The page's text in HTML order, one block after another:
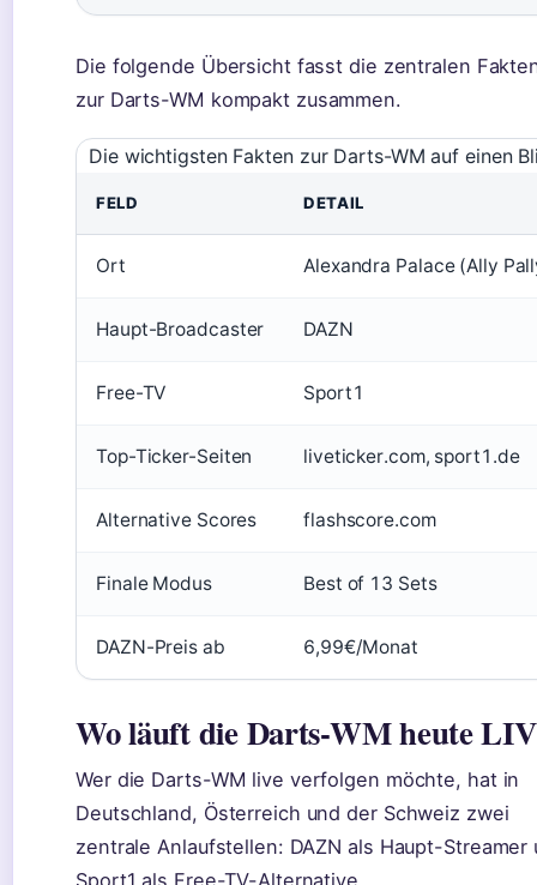
Die folgende Übersicht fasst die zentralen
zur Darts-WM kompakt zusammen.
Die wichtigsten Fakten zur Darts-WM auf einen
FELD DETAIL
Ort Alexandra Palace (Ally
Haupt-Broadcaster DAZN
Free-TV Sport1
Top-Ticker-Seiten liveticker.com, sport1.de
Alternative Scores flashscore.com
Finale Modus Best of 13 Sets
DAZN-Preis ab 6,99€/Monat
Wo läuft die Darts-WM heute
Wer die Darts-WM live verfolgen möchte, hat in
Deutschland, Österreich und der Schweiz zwei
zentrale Anlaufstellen: DAZN als Haupt-Streamer
Sport1 als Free-TV-Alternative.